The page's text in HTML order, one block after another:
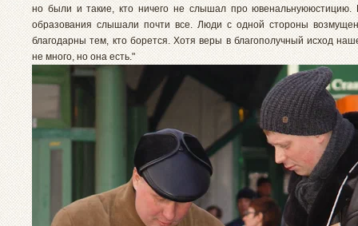
но были и такие, кто ничего не слышал про
образования слышали почти все. Люди с одной стороны
благодарны тем, кто борется. Хотя веры в благополучный исход
не много, но она есть."